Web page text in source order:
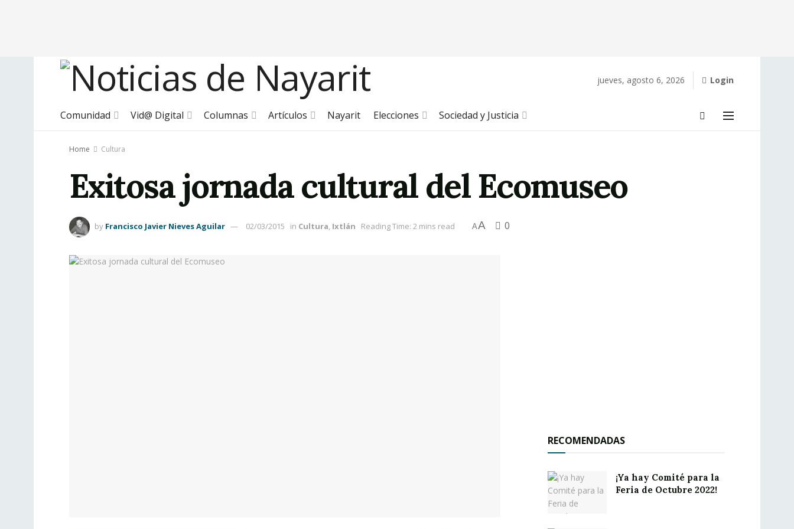
jueves, agosto 6, 2026 Login
Comunidad Vid@ Digital Columnas Artículos Nayarit Elecciones Sociedad y Justicia
Home Cultura
Exitosa jornada cultural del Ecomuseo
by Francisco Javier Nieves Aguilar 02/03/2015 in Cultura, Ixtlán Reading Time: 2 mins read AA 0
RECOMENDADAS
¡Ya hay Comité para la
Feria de Octubre 2022!